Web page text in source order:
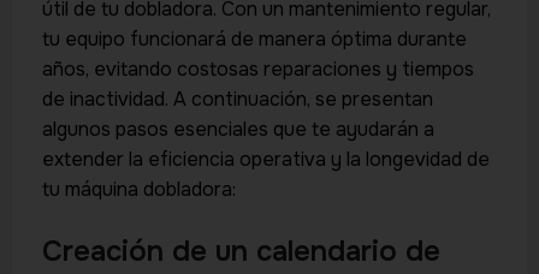
útil de tu dobladora. Con un mantenimiento regular,
tu equipo funcionará de manera óptima durante
años, evitando costosas reparaciones y tiempos
de inactividad. A continuación, se presentan
algunos pasos esenciales que te ayudarán a
extender la eficiencia operativa y la longevidad de
tu máquina dobladora:
Creación de un calendario de